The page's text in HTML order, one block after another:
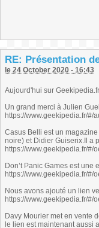
RE: Présentation
le 24 October 2020 - 16:43
Aujourd'hui sur
Un grand merci à Julien
https://www.geekipedia.fr/#/
Casus Belli est un
noire) et Didier Guiserix.Il a
https://www.geekipedia.fr/#/
Don’t Panic Games est
https://www.geekipedia.fr/#/
Nous avons ajouté un lien
https://www.geekipedia.fr/#/
Davy Mourier met en vente
le lien est maintenant aussi